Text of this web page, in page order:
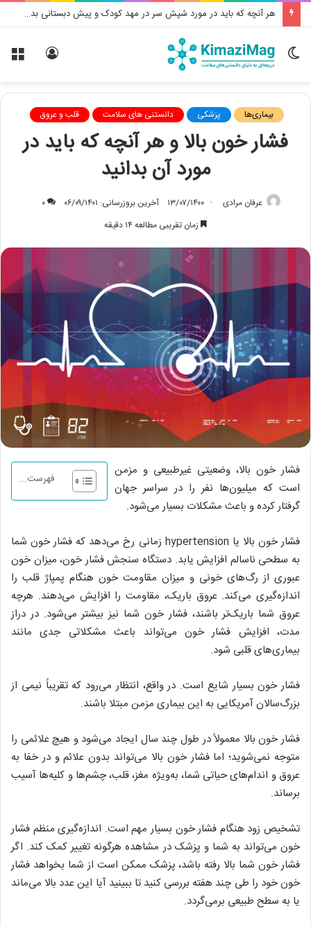
آیا بزرگسالان به مکمل آهن نیاز دارند؟
تغییر
بیماری‌ها پزشکی دانستنی های سلامت قلب و عروق
فشار خون بالا و هر آنچه که باید در
مورد آن بدانید
عرفان مرادی ۱۳/۰۷/۱۴۰۰ آخرین بروزرسانی: ۰۶/۰۹/۱۴۰۱
۰
زمان تقریبی مطالعه ۱۴ دقیقه
فهرست...
فشار خون بالا، وضعیتی غیرطبیعی و مزمن
است که میلیون‌ها نفر را در سراسر جهان
گرفتار کرده و باعث مشکلات بسیار می‌شود.
فشار خون بالا یا hypertension زمانی رخ می‌دهد که فشار خون شما
به سطحی ناسالم افزایش یابد. دستگاه سنجش فشار خون، میزان خون
عبوری از رگ‌های خونی و میزان مقاومت خون هنگام پمپاژ قلب را
اندازه‌گیری می‌کند. عروق باریک، مقاومت را افزایش می‌دهند. هرچه
عروق شما باریک‌تر باشند، فشار خون شما نیز بیشتر می‌شود. در دراز
مدت، افزایش فشار خون می‌تواند باعث مشکلاتی جدی مانند
بیماری‌های قلبی شود.
فشار خون بسیار شایع است. در واقع، انتظار می‌رود که تقریباً نیمی از
بزرگ‌سالان آمریکایی به این بیماری مزمن مبتلا باشند.
فشار خون بالا معمولاً در طول چند سال ایجاد می‌شود و هیچ علائمی را
متوجه نمی‌شوید؛ اما فشار خون بالا می‌تواند بدون علائم و در خفا به
عروق و اندام‌های حیاتی شما، به‌ویژه مغز، قلب، چشم‌ها و کلیه‌ها آسیب
برساند.
تشخیص زود هنگام فشار خون بسیار مهم است. اندازه‌گیری منظم فشار
خون می‌تواند به شما و پزشک در مشاهده هرگونه تغییر کمک کند. اگر
فشار خون شما بالا رفته باشد، پزشک ممکن است از شما بخواهد فشار
خون خود را طی چند هفته بررسی کنید تا ببینید آیا این عدد بالا می‌ماند
یا به سطح طبیعی برمی‌گردد.